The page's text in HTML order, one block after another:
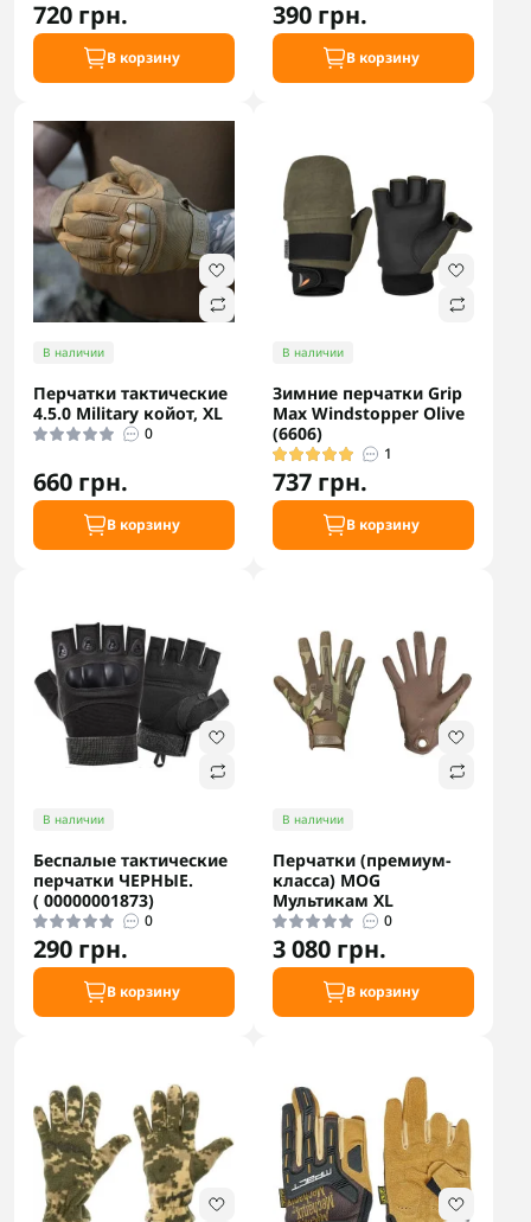
720 грн.
В корзину
390 грн.
В корзину
В наличии
Перчатки тактические
4.5.0 Military койот, XL
0
660 грн.
В корзину
В наличии
Зимние перчатки Grip
Max Windstopper Olive
(6606)
1
737 грн.
В корзину
В наличии
Беспалые тактические
перчатки ЧЕРНЫЕ.
( 00000001873)
0
290 грн.
В корзину
В наличии
Перчатки (премиум-
класса) MOG
Мультикам XL
0
3 080 грн.
В корзину